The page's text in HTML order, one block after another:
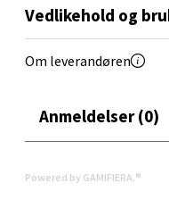
Vedlikehold og
Om leverandøren
Anmeldelser (0)
Powered by GAMIFIERA.®
0 i butikk